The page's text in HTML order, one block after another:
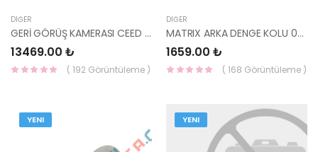
DIĞER
GERİ GÖRÜŞ KAMERASI CEED 2012- 95760-A2110-HMC
13469.00 ₺
( 192 Görüntüleme )
DIĞER
MATRIX ARKA DENGE KOLU 06=> SOL 55100-17000-YS
1659.00 ₺
( 168 Görüntüleme )
YENI YENI